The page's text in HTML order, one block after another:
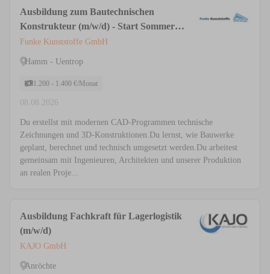
Ausbildung zum Bautechnischen
Konstrukteur (m/w/d) - Start Sommer
2026
Funke Kunststoffe GmbH
Hamm - Uentrop
1.200 - 1.400 €/Monat
08.08.2026
Du erstellst mit modernen CAD-Programmen technische
Zeichnungen und 3D-Konstruktionen.Du lernst, wie Bauwerke
geplant, berechnet und technisch umgesetzt werden.Du arbeitest
gemeinsam mit Ingenieuren, Architekten und unserer Produktion
an realen Proje...
Ausbildung Fachkraft für Lagerlogistik
(m/w/d)
KAJO GmbH
Anröchte